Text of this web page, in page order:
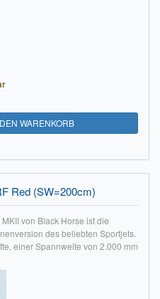
WARENKORB
Red (SW=200cm)
von Black Horse ist die
des beliebten Sportjets.
einer Spannweite von 2.000 mm